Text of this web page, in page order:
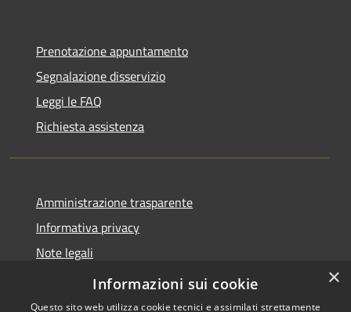
Prenotazione appuntamento
Segnalazione disservizio
Leggi le FAQ
Richiesta assistenza
Amministrazione trasparente
Informativa privacy
Note legali
Dichiarazione di accessibilità
×
Informazioni sui cookie
Questo sito web utilizza cookie tecnici e assimilati strettamente